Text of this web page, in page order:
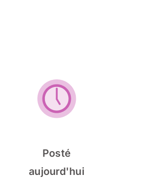
Posté
aujourd'hui